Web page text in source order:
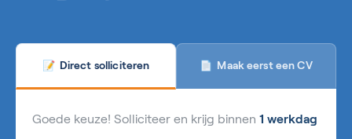
📝 Direct solliciteren 📄 Maak eerst een CV
Goede keuze! Solliciteer en krijg binnen 1 werkdag